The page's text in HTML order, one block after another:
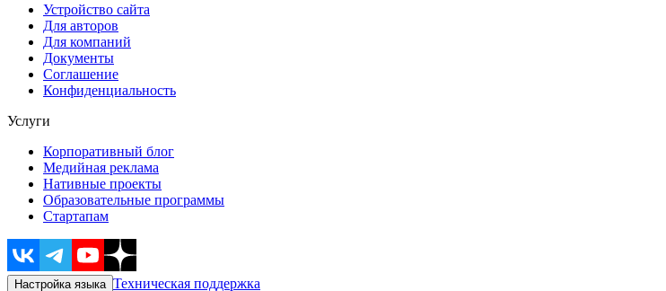
Устройство сайта
Для авторов
Для компаний
Документы
Соглашение
Конфиденциальность
Услуги
Корпоративный блог
Медийная реклама
Нативные проекты
Образовательные программы
Стартапам
Настройка языка Техническая поддержка